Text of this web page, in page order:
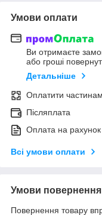
Умови оплати
Ви отримаєте
або гроші
Детальніше
Оплатити
Післяплата
Оплата на рахунок
Всі умови оплати
Умови повернення
Повернення товару